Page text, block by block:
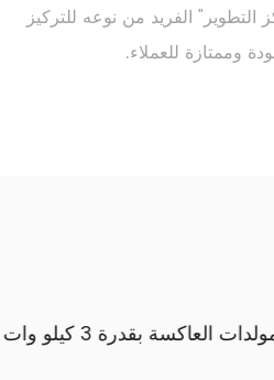
الفريد من نوعه للتركيز
وممتازة للعملاء.
الصناعية؟